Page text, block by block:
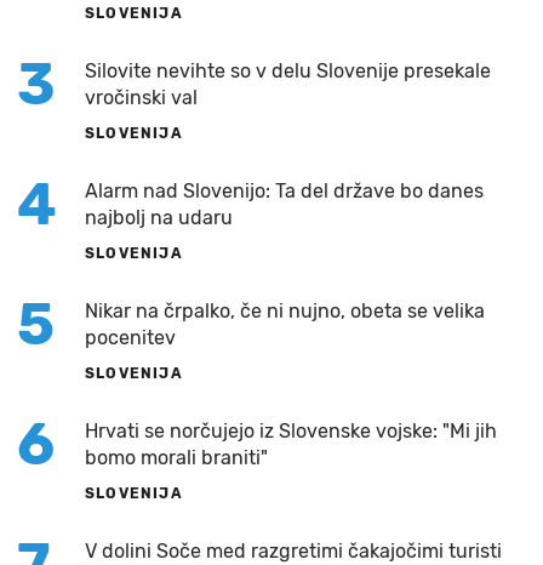
SLOVENIJA
3
Silovite nevihte so v delu Slovenije presekale
vročinski val
SLOVENIJA
4
Alarm nad Slovenijo: Ta del države bo danes
najbolj na udaru
SLOVENIJA
5
Nikar na črpalko, če ni nujno, obeta se velika
pocenitev
SLOVENIJA
6
Hrvati se norčujejo iz Slovenske vojske: "Mi jih
bomo morali braniti"
SLOVENIJA
V dolini Soče med razgretimi čakajočimi turisti